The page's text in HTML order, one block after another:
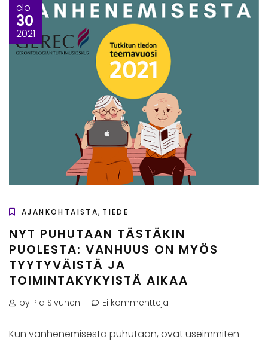
elo
30
2021
AJANKOHTAISTA, TIEDE
NYT PUHUTAAN TÄSTÄKIN
PUOLESTA: VANHUUS ON MYÖS
TYYTYVÄISTÄ JA
TOIMINTAKYKYISTÄ AIKAA
by Pia Sivunen Ei kommentteja
Kun vanhenemisesta puhutaan, ovat useimmiten